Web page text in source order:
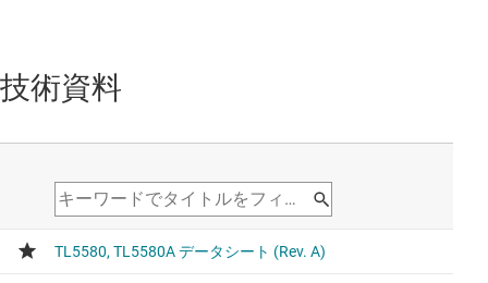
技術資料